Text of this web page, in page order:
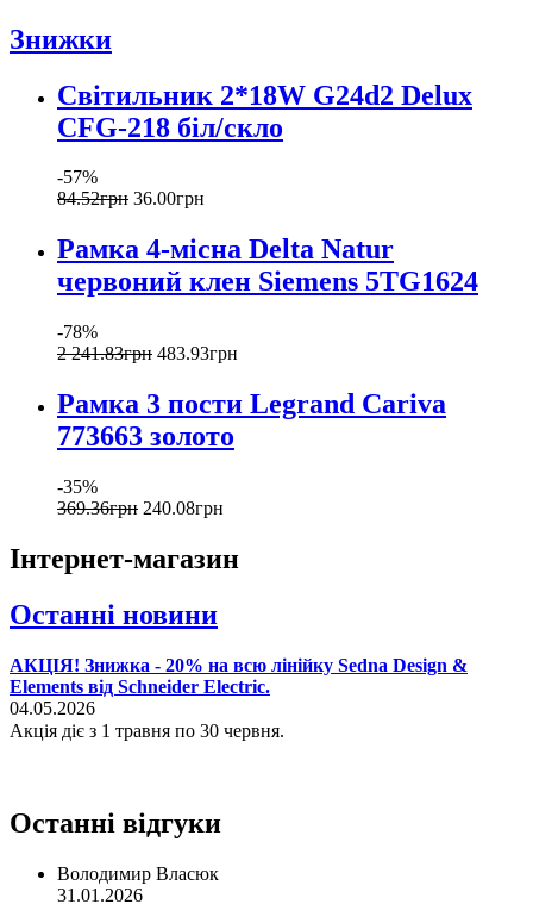
Знижки
Світильник 2*18W G24d2 Delux
CFG-218 біл/скло
-57%
84.52грн 36.00грн
Рамка 4-місна Delta Natur
червоний клен Siemens 5TG1624
-78%
2 241.83грн 483.93грн
Рамка 3 пости Legrand Cariva
773663 золото
-35%
369.36грн 240.08грн
Інтернет-магазин
Останні новини
АКЦІЯ! Знижка - 20% на всю лінійку Sedna Design &
Elements від Schneider Electric.
04.05.2026
Акція діє з 1 травня по 30 червня.
Останні відгуки
Володимир Власюк
31.01.2026